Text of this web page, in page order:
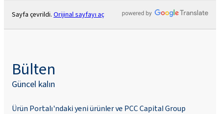
Sayfa çevrildi. Orijinal sayfayı aç
Bülten
Güncel kalın
Ürün Portalı'ndaki yeni ürünler ve PCC Capital Group